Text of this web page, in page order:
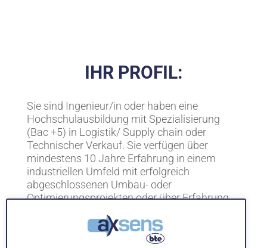
IHR PROFIL:
Sie sind Ingenieur/in oder haben eine
Hochschulausbildung mit Spezialisierung
(Bac +5) in Logistik/ Supply chain oder
Technischer Verkauf. Sie verfügen über
mindestens 10 Jahre Erfahrung in einem
industriellen Umfeld mit erfolgreich
abgeschlossenen Umbau- oder
Optimierungsprojekten oder über Erfahrung
Beherrschung der Prozesse Supply Chain und